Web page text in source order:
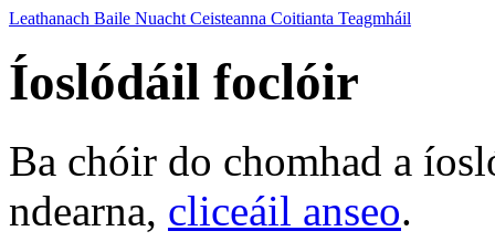
Leathanach Baile Nuacht Ceisteanna Coitianta Teagmháil
Íoslódáil foclóir
Ba chóir do chomhad a
ndearna, cliceáil anseo.